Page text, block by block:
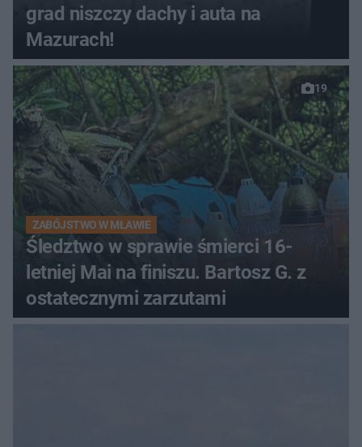
grad niszczy dachy i auta na
Mazurach!
19
ZABÓJSTWO W MŁAWIE
Śledztwo w sprawie śmierci 16-
letniej Mai na finiszu. Bartosz G. z
ostatecznymi zarzutami